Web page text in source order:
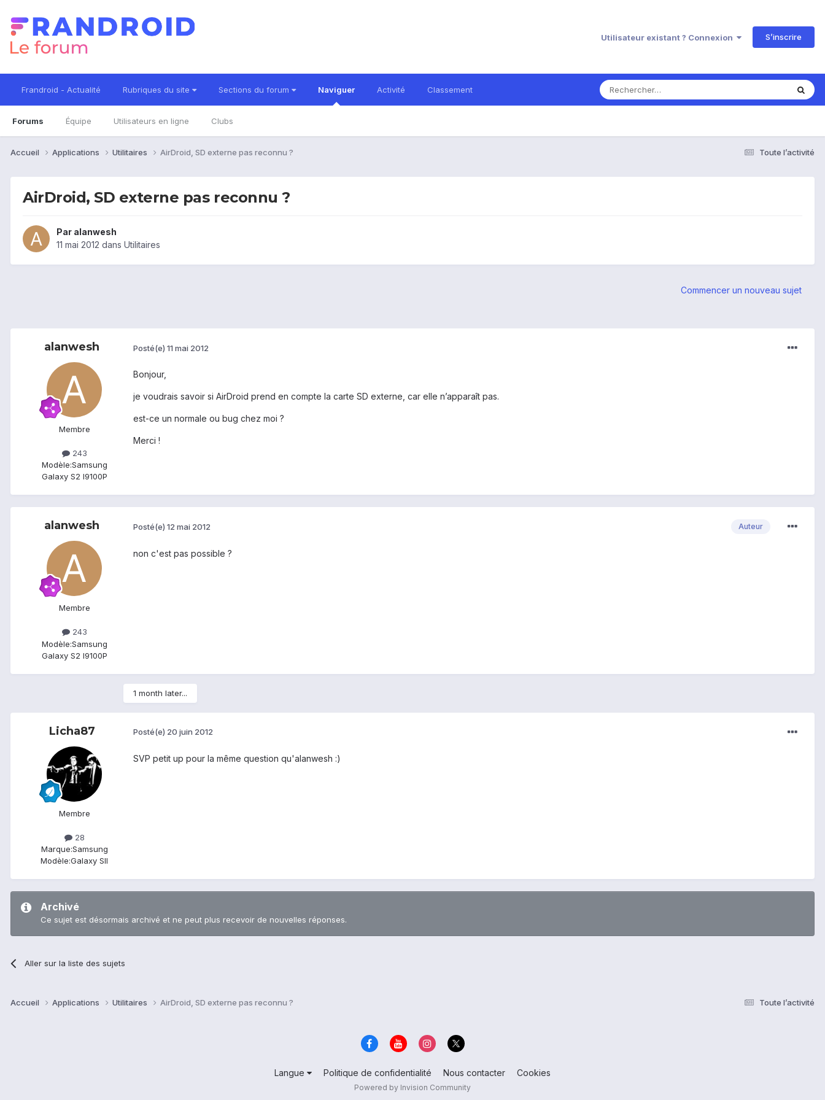
Utilisateur existant ? Connexion S’inscrire
Frandroid - Actualité Rubriques du site Sections du forum Naviguer
Forums Équipe Utilisateurs en ligne Clubs
Activité Classement
Toute l’activité
Accueil Applications Utilitaires AirDroid, SD externe pas reconnu ?
AirDroid, SD externe pas reconnu ?
Par alanwesh
11 mai 2012 dans Utilitaires
Commencer un nouveau sujet
alanwesh
Membre
243
Modèle:Samsung
Galaxy S2 I9100P
Posté(e) 11 mai 2012
Bonjour,
je voudrais savoir si AirDroid prend en compte la carte SD externe, car elle n’apparaît pas.
est-ce un normale ou bug chez moi ?
Merci !
alanwesh
Membre
243
Modèle:Samsung
Galaxy S2 I9100P
Auteur
Posté(e) 12 mai 2012
non c'est pas possible ?
1 month later...
Licha87
Membre
28
Marque:Samsung
Modèle:Galaxy SII
Posté(e) 20 juin 2012
SVP petit up pour la même question qu'alanwesh :)
Archivé
Ce sujet est désormais archivé et ne peut plus recevoir de nouvelles réponses.
Aller sur la liste des sujets
Toute l’activité
Accueil Applications Utilitaires AirDroid, SD externe pas reconnu ?
Langue Politique de confidentialité Nous contacter Cookies
Powered by Invision Community